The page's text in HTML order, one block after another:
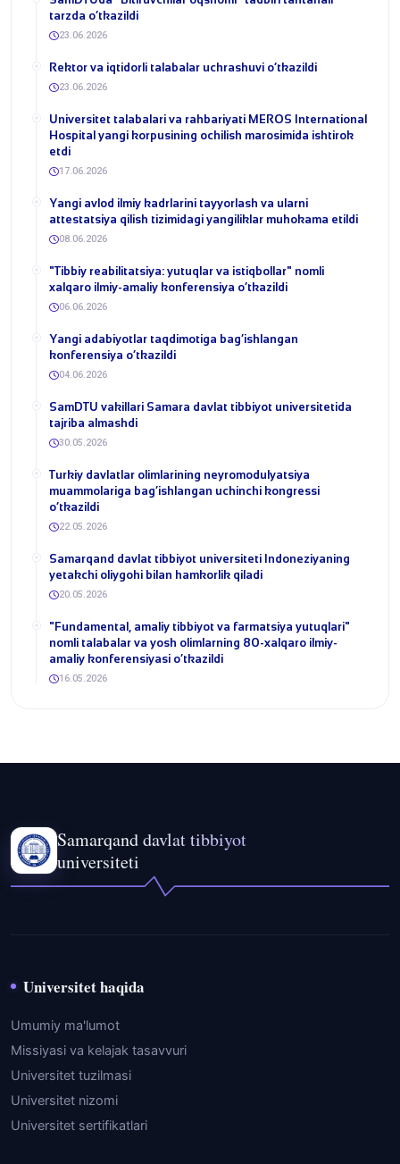
tarzda o‘tkazildi
23.06.2026
​Rektor va iqtidorli talabalar uchrashuvi o‘tkazildi
23.06.2026
Universitet talabalari va rahbariyati MEROS International
Hospital yangi korpusining ochilish marosimida ishtirok
etdi
17.06.2026
Yangi avlod ilmiy kadrlarini tayyorlash va ularni
attestatsiya qilish tizimidagi yangiliklar muhokama etildi
08.06.2026
​"Tibbiy reabilitatsiya: yutuqlar va istiqbollar" nomli
xalqaro ilmiy-amaliy konferensiya o‘tkazildi
06.06.2026
​Yangi adabiyotlar taqdimotiga bag‘ishlangan
konferensiya o‘tkazildi
04.06.2026
SamDTU vakillari Samara davlat tibbiyot universitetida
tajriba almashdi
30.05.2026
​Turkiy davlatlar olimlarining neyromodulyatsiya
muammolariga bag‘ishlangan uchinchi kongressi
o‘tkazildi
22.05.2026
Samarqand davlat tibbiyot universiteti Indoneziyaning
yetakchi oliygohi bilan hamkorlik qiladi
20.05.2026
​"Fundamental, amaliy tibbiyot va farmatsiya yutuqlari"
nomli talabalar va yosh olimlarning 80-xalqaro ilmiy-
amaliy konferensiyasi o‘tkazildi
16.05.2026
Samarqand davlat tibbiyot
universiteti
Universitet haqida
Umumiy ma'lumot
Missiyasi va kelajak tasavvuri
Universitet tuzilmasi
Universitet nizomi
Universitet sertifikatlari